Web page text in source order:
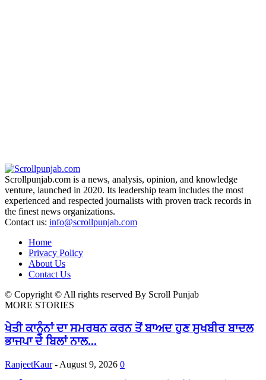
Scrollpunjab.com is a news, analysis, opinion, and knowledge
venture, launched in 2020. Its leadership team includes the most
experienced and respected journalists with proven track records in
the finest news organizations.
Contact us: info@scrollpunjab.com
Home
Privacy Policy
About Us
Contact Us
© Copyright © All rights reserved By Scroll Punjab
MORE STORIES
ਖੇਤੀ ਕਾਨੂੰਨਾਂ ਦਾ ਸਮਰਥਨ ਕਰਨ ਤੋਂ ਬਾਅਦ ਹੁਣ ਸੁਖਬੀਰ ਬਾਦਲ
ਭਾਜਪਾ ਦੇ ਬਿਲਾਂ ਨਾਲ...
RanjeetKaur - August 9, 2026 0